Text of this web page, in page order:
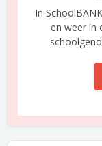
In
en weer in